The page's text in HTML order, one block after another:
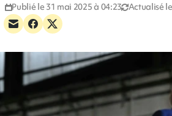
Publié le 31 mai 2025 à 04:23 Actualisé